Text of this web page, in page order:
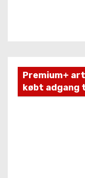
Premium+
købt adgang